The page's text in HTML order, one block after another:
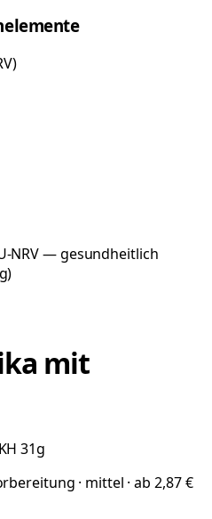
NRV — gesundheitlich
mit
KH 31g
· mittel · ab 2,87 €